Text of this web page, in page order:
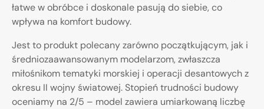
łatwe w obróbce i doskonale pasują do siebie, co
wpływa na komfort budowy.
Jest to produkt polecany zarówno początkującym, jak i
średniozaawansowanym modelarzom, zwłaszcza
miłośnikom tematyki morskiej i operacji desantowych z
okresu II wojny światowej. Stopień trudności budowy
oceniamy na 2/5 – model zawiera umiarkowaną liczbę